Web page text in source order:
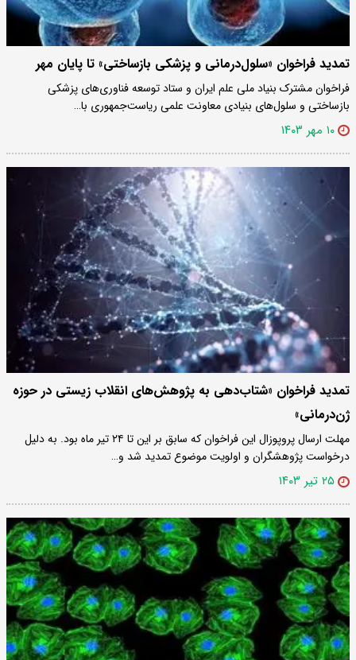
تمدید فراخوان «سلول‌درمانی و پزشکی بازساختی» تا پایان مهر
فراخوان مشترک بنیاد ملی علم ایران و ستاد توسعه فناوری‌های پزشکی
بازساختی و سلول‌های بنیادی معاونت علمی ریاست‌جمهوری با…
۱۰ مهر ۱۴۰۳
تمدید فراخوان «شتاب‌دهی به پژوهش‌های انقلاب زیستی در حوزه
ژن‌درمانی»
مهلت ارسال پروپوزال این فراخوان که سابق بر این تا ۲۴ تیر ماه بود. به دلیل
درخواست پژوهشگران و اولویت موضوع تمدید شد و…
۲۵ تیر ۱۴۰۳